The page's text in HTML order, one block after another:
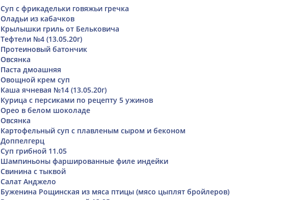
Суп с фрикадельки говяжьи гречка
Оладьи из кабачков
Крылышки гриль от Бельковича
Тефтели №4 (13.05.20г)
Протеиновый батончик
Овсянка
Паста дмоашняя
Овощной крем суп
Каша ячневая №14 (13.05.20г)
Курица с персиками по рецепту 5 ужинов
Орео в белом шоколаде
Овсянка
Картофельный суп с плавленым сыром и беконом
Доппелгерц
Суп грибной 11.05
Шампиньоны фаршированные филе индейки
Свинина с тыквой
Салат Анджело
Буженина Рощинская из мяса птицы (мясо цыплят бройлеров)